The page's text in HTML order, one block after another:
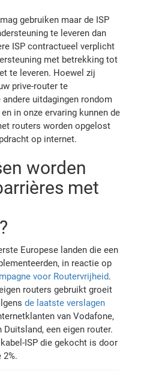
gebruiken maar de ISP
te leveren dan
ISP contractueel verplicht
met betrekking tot
te leveren. Hoewel zij
prive-router te
uitdagingen rondom
in onze ervaring kunnen de
routers worden opgelost
op internet.
worden
met
Europese landen die een
in reactie op
voor Routervrijheid.
routers gebruikt groeit
de laatste verslagen
van Vodafone,
een eigen router.
ISP die gekocht is door